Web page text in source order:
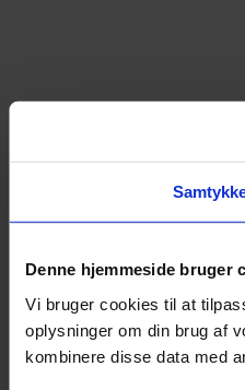
Denne hjemmeside bruger
Vi bruger cookies til at
oplysninger om din brug af
kombinere disse data med